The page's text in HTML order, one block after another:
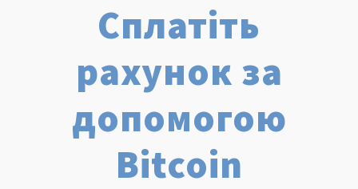
Сплатіть
рахунок за
допомогою
Bitcoin